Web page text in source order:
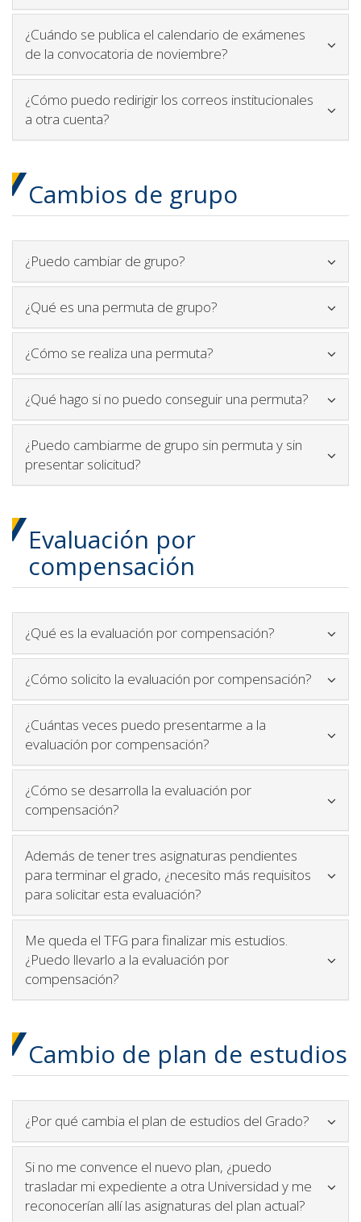
¿Cuándo se publica el calendario de exámenes
de la convocatoria de noviembre? Icono para plegar y
¿Cómo puedo redirigir los correos institucionales
a otra cuenta? Icono para plegar y desplegar contenido
Cambios de grupo
¿Puedo cambiar de grupo? Icono para plegar y
¿Qué es una permuta de grupo? Icono para plegar y
¿Cómo se realiza una permuta? Icono para plegar y
¿Qué hago si no puedo conseguir una permuta? Icono
¿Puedo cambiarme de grupo sin permuta y sin
presentar solicitud? Icono para plegar y desplegar
Evaluación por
compensación
¿Qué es la evaluación por compensación? Icono para
¿Cómo solicito la evaluación por compensación? Icono
¿Cuántas veces puedo presentarme a la
evaluación por compensación? Icono para plegar y
¿Cómo se desarrolla la evaluación por
compensación? Icono para plegar y desplegar contenido
Además de tener tres asignaturas pendientes
para terminar el grado, ¿necesito más requisitos
para solicitar esta evaluación?
Me queda el TFG para finalizar mis estudios.
¿Puedo llevarlo a la evaluación por
compensación?
Cambio de plan de estudios
¿Por qué cambia el plan de estudios del Grado? Icono
Si no me convence el nuevo plan, ¿puedo
trasladar mi expediente a otra Universidad y me
reconocerían allí las asignaturas del plan actual?